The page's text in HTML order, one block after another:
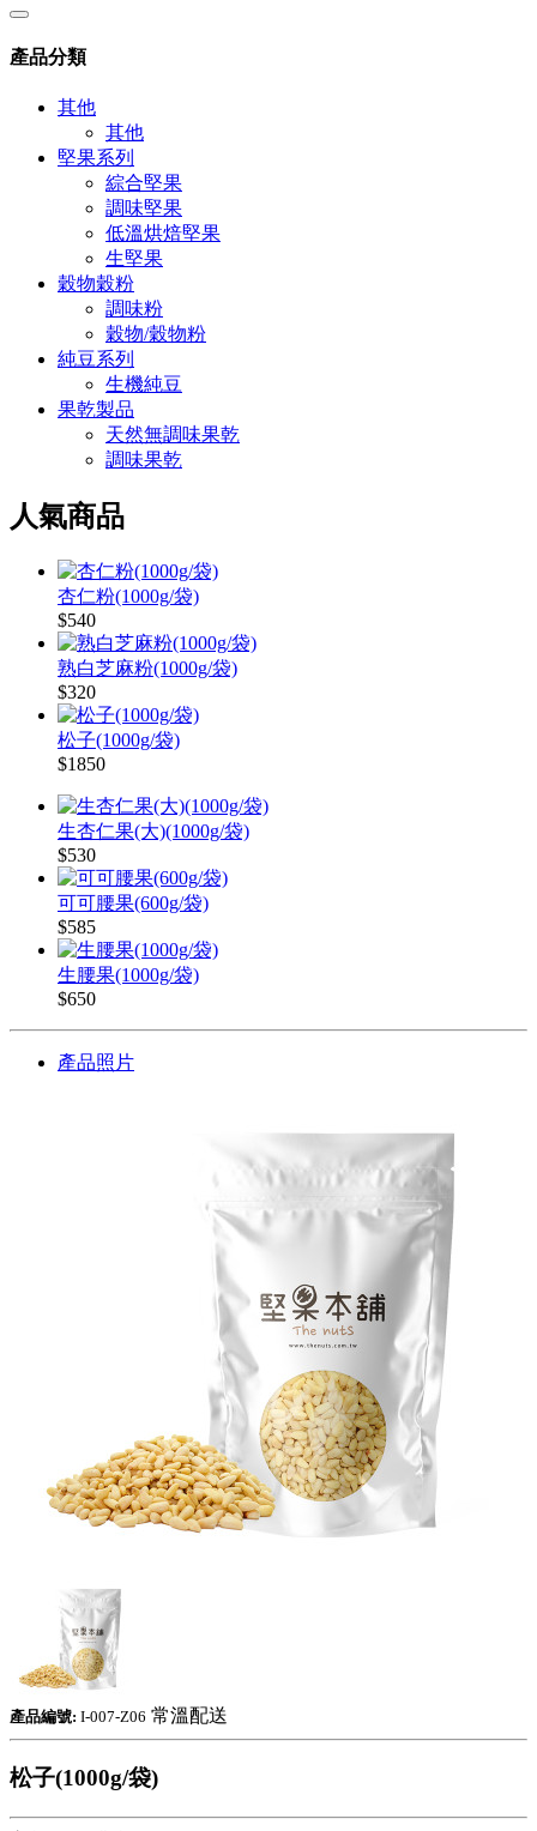
產品分類
其他
其他
堅果系列
綜合堅果
調味堅果
低溫烘焙堅果
生堅果
穀物穀粉
調味粉
穀物/穀物粉
純豆系列
生機純豆
果乾製品
天然無調味果乾
調味果乾
人氣商品
杏仁粉(1000g/袋)
$540
熟白芝麻粉(1000g/袋)
$320
松子(1000g/袋)
$1850
生杏仁果(大)(1000g/袋)
$530
可可腰果(600g/袋)
$585
生腰果(1000g/袋)
$650
產品照片
產品編號: I-007-Z06 常溫配送
松子(1000g/袋)